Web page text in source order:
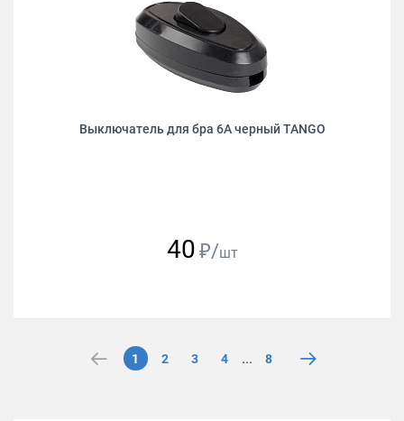
Выключатель для бра 6А черный TANGO
40 ₽/шт
1 2 3 4 ... 8